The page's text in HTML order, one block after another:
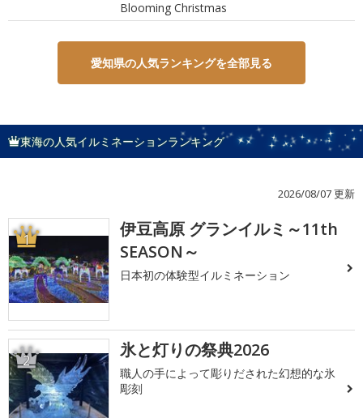
Blooming Christmas
愛知県の人気ランキングを全部見る
東海の人気イルミネーションランキング
2026/08/07 更新
1
伊豆高原 グランイルミ～11th
SEASON～
日本初の体験型イルミネーション
2 氷と灯りの祭典2026
職人の手によって彫りだされた幻想的な氷
彫刻